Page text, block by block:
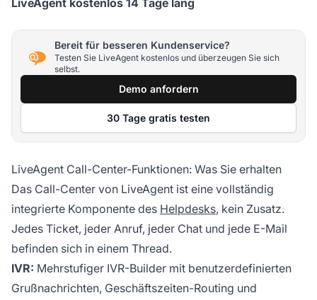
LiveAgent kostenlos 14 Tage lang
Bereit für besseren Kundenservice?
Testen Sie LiveAgent kostenlos und überzeugen Sie sich
selbst.
Demo anfordern
30 Tage gratis testen
LiveAgent Call-Center-Funktionen: Was Sie erhalten
Das Call-Center von LiveAgent ist eine vollständig
integrierte Komponente des Helpdesks, kein Zusatz.
Jedes Ticket, jeder Anruf, jeder Chat und jede E-Mail
befinden sich in einem Thread.
IVR: Mehrstufiger IVR-Builder mit benutzerdefinierten
Grußnachrichten, Geschäftszeiten-Routing und